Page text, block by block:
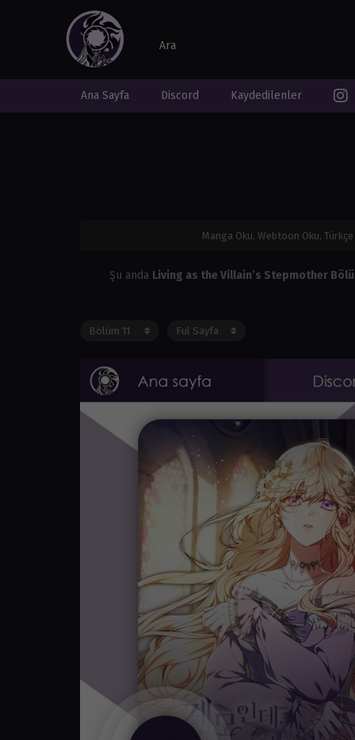
Ana Sayfa Discord Kaydedilenler
Manga Oku, Webtoon Oku,
Şu anda Living as the Villain’s Stepmother